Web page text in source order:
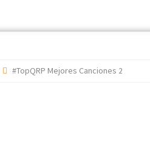
#TopQRP Mejores Canciones 2022